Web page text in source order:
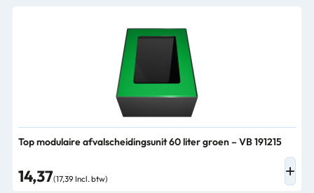
Top modulaire afvalscheidingsunit 60 liter groen – VB 191215
14,37(17,39 Incl. btw)